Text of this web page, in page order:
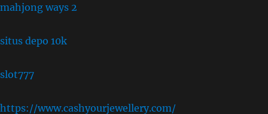
mahjong ways 2
situs depo 10k
slot777
https://www.cashyourjewellery.com/